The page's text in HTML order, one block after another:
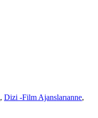
, Dizi -Film Ajanslarıanne,